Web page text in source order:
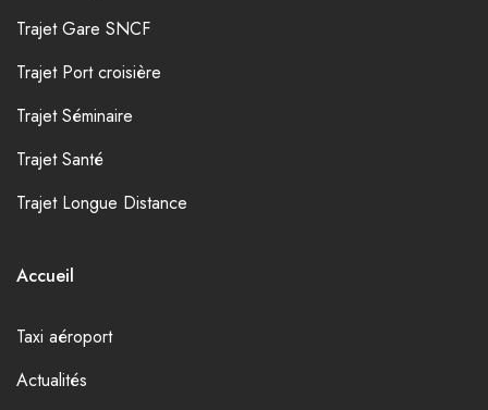
Trajet Gare SNCF
Trajet Port croisière
Trajet Séminaire
Trajet Santé
Trajet Longue Distance
Accueil
Taxi aéroport
Actualités